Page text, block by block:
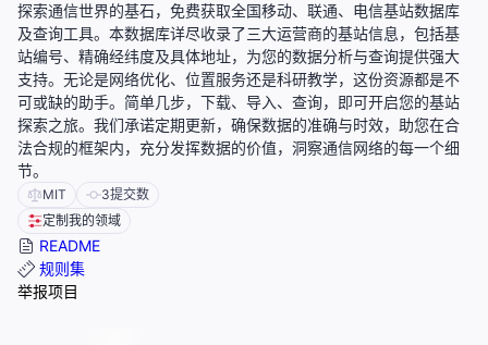
探索通信世界的基石，免费获取全国移动、联通、电信基站数据库
及查询工具。本数据库详尽收录了三大运营商的基站信息，包括基
站编号、精确经纬度及具体地址，为您的数据分析与查询提供强大
支持。无论是网络优化、位置服务还是科研教学，这份资源都是不
可或缺的助手。简单几步，下载、导入、查询，即可开启您的基站
探索之旅。我们承诺定期更新，确保数据的准确与时效，助您在合
法合规的框架内，充分发挥数据的价值，洞察通信网络的每一个细
节。
MIT 3提交数
定制我的领域
README
规则集
举报项目